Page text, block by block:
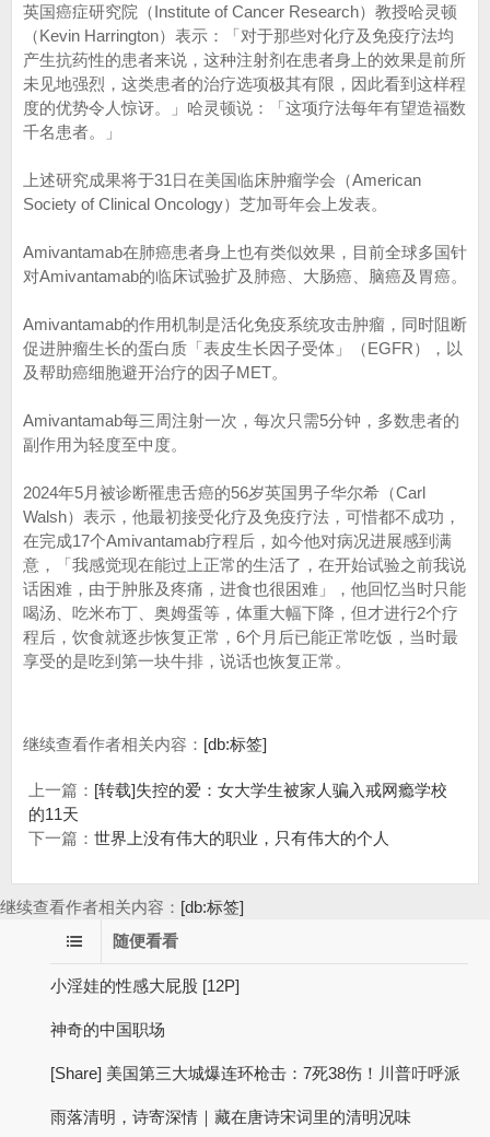
英国癌症研究院（Institute of Cancer Research）教授哈灵顿
（Kevin Harrington）表示：「对于那些对化疗及免疫疗法均
产生抗药性的患者来说，这种注射剂在患者身上的效果是前所
未见地强烈，这类患者的治疗选项极其有限，因此看到这样程
度的优势令人惊讶。」哈灵顿说：「这项疗法每年有望造福数
千名患者。」
上述研究成果将于31日在美国临床肿瘤学会（American
Society of Clinical Oncology）芝加哥年会上发表。
Amivantamab在肺癌患者身上也有类似效果，目前全球多国针
对Amivantamab的临床试验扩及肺癌、大肠癌、脑癌及胃癌。
Amivantamab的作用机制是活化免疫系统攻击肿瘤，同时阻断
促进肿瘤生长的蛋白质「表皮生长因子受体」（EGFR），以
及帮助癌细胞避开治疗的因子MET。
Amivantamab每三周注射一次，每次只需5分钟，多数患者的
副作用为轻度至中度。
2024年5月被诊断罹患舌癌的56岁英国男子华尔希（Carl
Walsh）表示，他最初接受化疗及免疫疗法，可惜都不成功，
在完成17个Amivantamab疗程后，如今他对病况进展感到满
意，「我感觉现在能过上正常的生活了，在开始试验之前我说
话困难，由于肿胀及疼痛，进食也很困难」，他回忆当时只能
喝汤、吃米布丁、奥姆蛋等，体重大幅下降，但才进行2个疗
程后，饮食就逐步恢复正常，6个月后已能正常吃饭，当时最
享受的是吃到第一块牛排，说话也恢复正常。
继续查看作者相关内容： [db:标签]
上一篇： [转载]失控的爱：女大学生被家人骗入戒网瘾学校
的11天
下一篇： 世界上没有伟大的职业，只有伟大的个人
继续查看作者相关内容： [db:标签]
随便看看
小淫娃的性感大屁股 [12P]
神奇的中国职场
[Share] 美国第三大城爆连环枪击：7死38伤！川普吁呼派
雨落清明，诗寄深情｜藏在唐诗宋词里的清明况味